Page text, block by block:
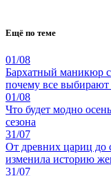
Ещё по теме
01/08
Бархатный маникюр
почему все выбирают
01/08
Что будет модно
сезона
31/07
От древних цариц до
изменила историю
31/07